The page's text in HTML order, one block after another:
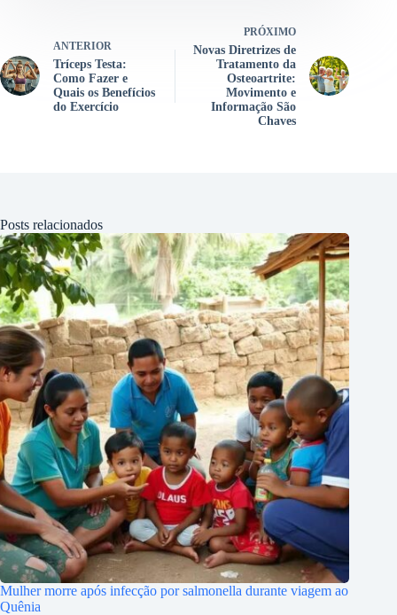
ANTERIOR
Tríceps Testa:
Como Fazer e
Quais os Benefícios
do Exercício
PRÓXIMO
Novas Diretrizes de
Tratamento da
Osteoartrite:
Movimento e
Informação São
Chaves
Posts relacionados
Mulher morre após infecção por salmonella durante viagem ao
Quênia